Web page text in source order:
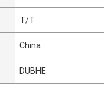
T/T
China
DUBHE